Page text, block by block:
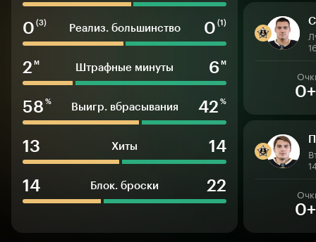
0 (3) Реализ. большинство 0 (1)
2 м Штрафные минуты 6м
58 % Выигр. вбрасывания 42 %
13 Хиты
14
14
Блок. броски 22